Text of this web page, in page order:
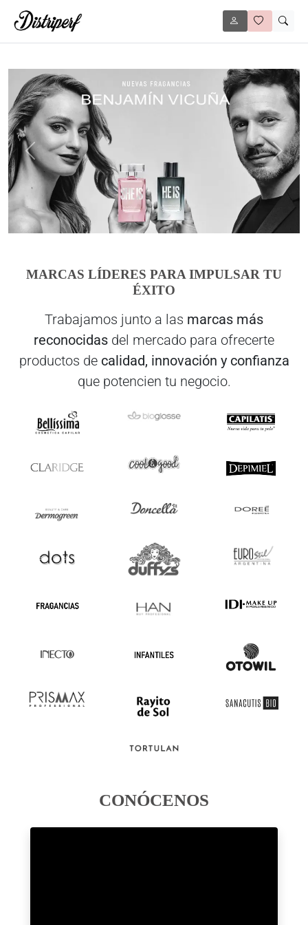
Anterior
MARCAS LÍDERES PARA IMPULSAR TU
ÉXITO
Trabajamos junto a las marcas más
reconocidas del mercado para ofrecerte
productos de calidad, innovación y confianza
que potencien tu negocio.
CONÓCENOS